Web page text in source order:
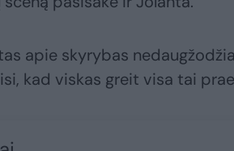
apie skyrybas
kad viskas greit visa tai